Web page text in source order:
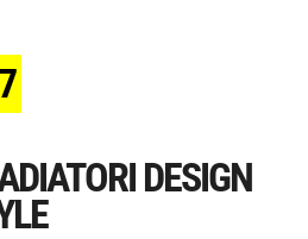
DESIGN